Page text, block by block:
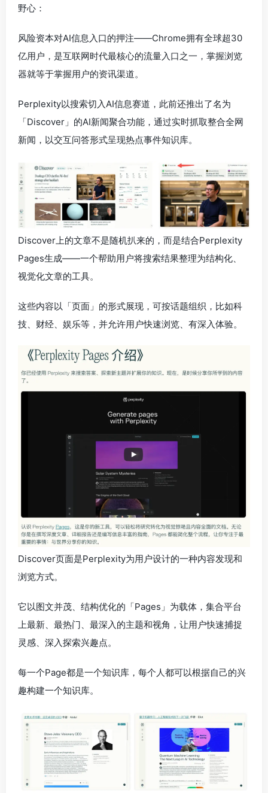
野心：
风险资本对AI信息入口的押注——Chrome拥有全球超30
亿用户，是互联网时代最核心的流量入口之一，掌握浏览
器就等于掌握用户的资讯渠道。
Perplexity以搜索切入AI信息赛道，此前还推出了名为
「Discover」的AI新闻聚合功能，通过实时抓取整合全网
新闻，以交互问答形式呈现热点事件知识库。
Discover上的文章不是随机扒来的，而是结合Perplexity
Pages生成——一个帮助用户将搜索结果整理为结构化、
视觉化文章的工具。
这些内容以「页面」的形式展现，可按话题组织，比如科
技、财经、娱乐等，并允许用户快速浏览、有深入体验。
Discover页面是Perplexity为用户设计的一种内容发现和
浏览方式。
它以图文并茂、结构优化的「Pages」为载体，集合平台
上最新、最热门、最深入的主题和视角，让用户快速捕捉
灵感、深入探索兴趣点。
每一个Page都是一个知识库，每个人都可以根据自己的兴
趣构建一个知识库。